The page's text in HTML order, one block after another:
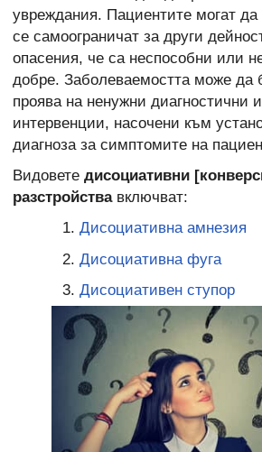
увреждания. Пациентите могат
се самоограничат за други
опасения, че са неспособни или
добре. Заболеваемостта може да
проява на ненужни диагностични
интервенции, насочени към
диагноза за симптомите на
Видовете дисоциативни
разстройствавключват:
Дисоциативна амнезия
Дисоциативна фуга
Дисоциативен ступор